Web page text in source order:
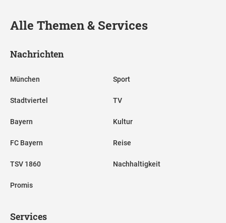
Alle Themen & Services
Nachrichten
München
Stadtviertel
Bayern
FC Bayern
TSV 1860
Promis
Sport
TV
Kultur
Reise
Nachhaltigkeit
Services